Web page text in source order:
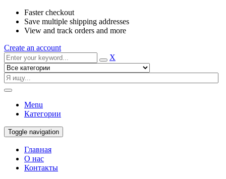
Faster checkout
Save multiple shipping addresses
View and track orders and more
Create an account
X
Menu
Категории
Toggle navigation
Главная
О нас
Контакты